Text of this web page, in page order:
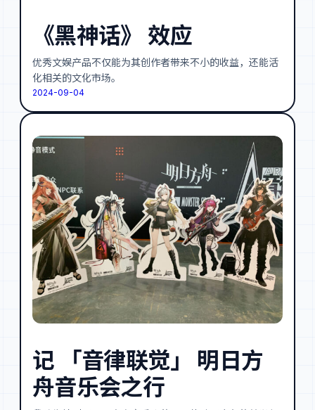
《黑神话》 效应
优秀文娱产品不仅能为其创作者带来不小的收益，还能活
化相关的文化市场。
2024-09-04
记 「音律联觉」 明日方
舟音乐会之行